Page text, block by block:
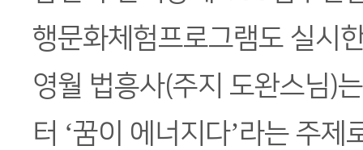
행문화체험프로그램도 실시
영월 법흥사(주지 도완스님)
터 ‘꿈이 에너지다’라는 주